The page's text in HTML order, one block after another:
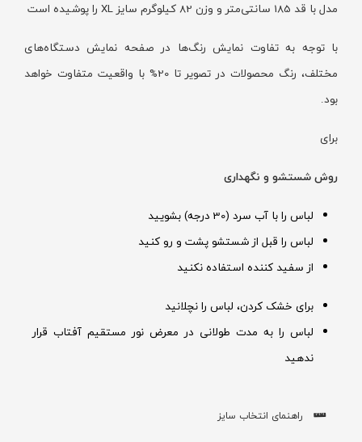
مدل با قد 185 سانتی‌متر و وزن 82 کیلوگرم سایز XL را پوشیده است
با توجه به تفاوت نمایش رنگ‌ها در صفحه نمایش دستگاه‌های
مختلف، رنگ محصولات در تصویر تا 20% با واقعیت متفاوت خواهد
بود.
برای
روش شستشو و نگهداری
لباس را با آب سرد (30 درجه) بشویید
لباس را قبل از شستشو پشت و رو کنید
از سفید کننده استفاده نکنید
برای خشک کردن، لباس را نچلانید
لباس را به مدت طولانی در معرض نور مستقیم آفتاب قرار
ندهید
راهنمای انتخاب سایز